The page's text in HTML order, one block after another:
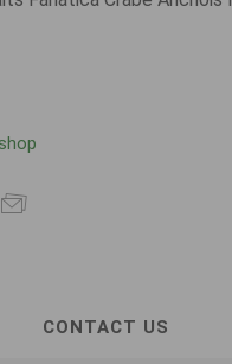
CONTACT US